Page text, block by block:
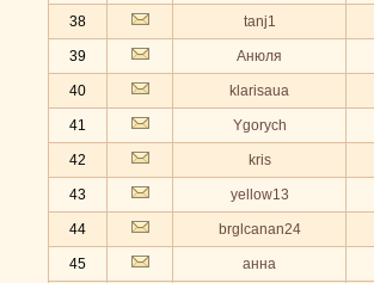
38 tanj1
39 Анюля
40 klarisaua
41 Ygorych
42 kris
43 yellow13
44 brglcanan24
45 анна